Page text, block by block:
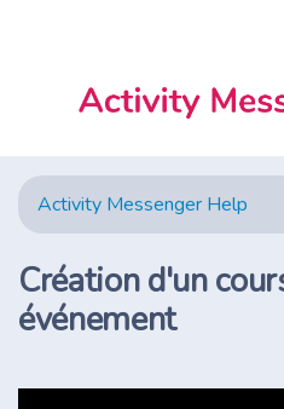
Activity Messenger Help
Création d'un
événement